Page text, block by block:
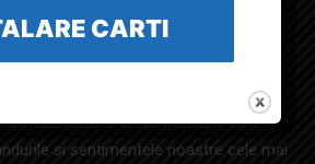
semne, dar nu atat in ​​Taur sau Leu.
spiritualitatea si creativitatea si este
si sentimentele noastre cele mai
CARTI